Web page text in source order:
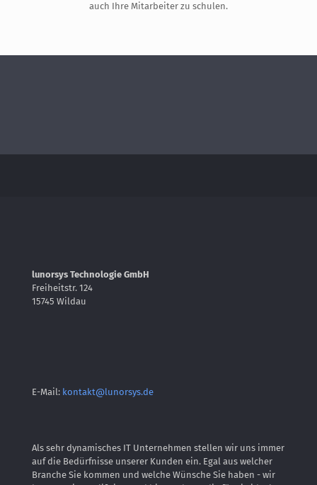
auch Ihre Mitarbeiter zu schulen.
lunorsys Technologie GmbH
Freiheitstr. 124
15745 Wildau
E-Mail: kontakt@lunorsys.de
Als sehr dynamisches IT Unternehmen stellen wir uns immer
auf die Bedürfnisse unserer Kunden ein. Egal aus welcher
Branche Sie kommen und welche Wünsche Sie haben - wir